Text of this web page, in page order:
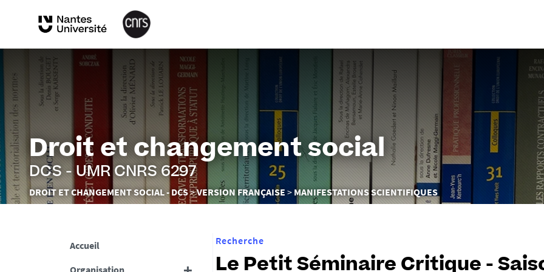
Droit et changement social
DCS - UMR CNRS 6297
Vous
êtes
DROIT ET CHANGEMENT SOCIAL - DCS VERSION FRANÇAISE MANIFESTATIONS SCIENTIFIQUES
Accueil
Organisation
Recherche
Le Petit Séminaire Critique -